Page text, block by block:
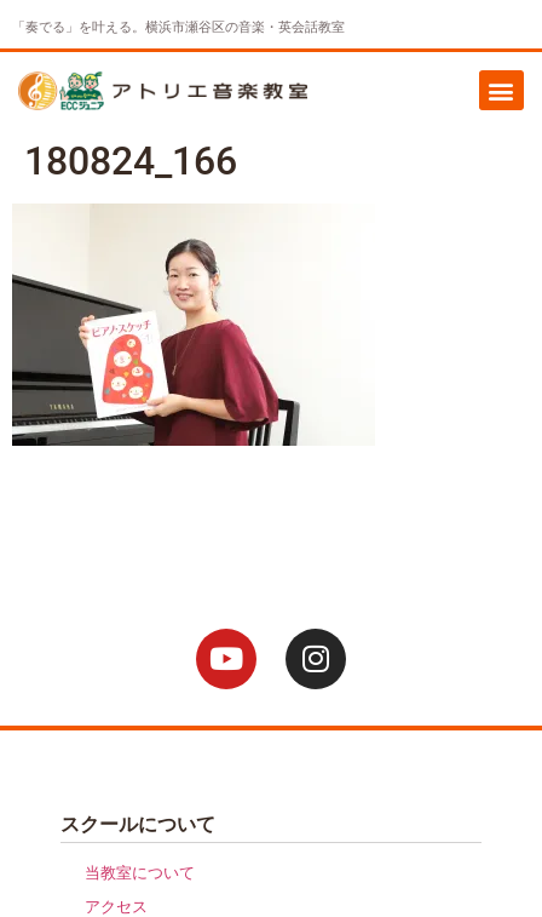
「奏でる」を叶える。横浜市瀬谷区の音楽・英会話教室
180824_166
スクールについて
当教室について
アクセス